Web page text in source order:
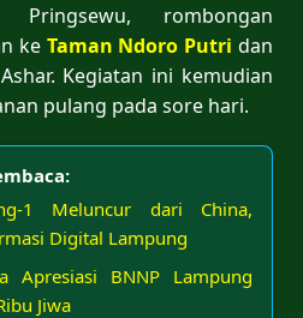
rombongan
ke Taman Ndoro Putri dan
Kegiatan ini kemudian
pulang pada sore hari.
1 Meluncur dari China,
Digital Lampung
Apresiasi BNNP Lampung
Jiwa